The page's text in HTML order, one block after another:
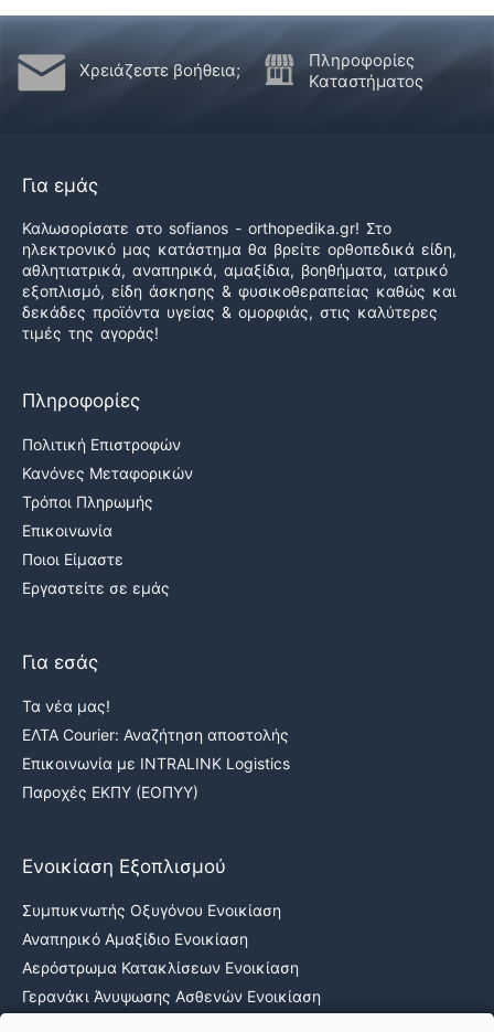
ήταν
χρήσιμο
δεν
χρήσιμο
Χρειάζεστε βοήθεια;
Πληροφορίες
Καταστήματος
Για εμάς
Καλωσορίσατε στο sofianos - orthopedika.gr! Στο
ηλεκτρονικό μας κατάστημα θα βρείτε ορθοπεδικά είδη,
αθλητιατρικά, αναπηρικά, αμαξίδια, βοηθήματα, ιατρικό
εξοπλισμό, είδη άσκησης & φυσικοθεραπείας καθώς και
δεκάδες προϊόντα υγείας & ομορφιάς, στις καλύτερες
τιμές της αγοράς!
Πληροφορίες
Πολιτική Επιστροφών
Κανόνες Μεταφορικών
Τρόποι Πληρωμής
Επικοινωνία
Ποιοι Είμαστε
Εργαστείτε σε εμάς
Για εσάς
Τα νέα μας!
ΕΛΤΑ Courier: Αναζήτηση αποστολής
Επικοινωνία με INTRALINK Logistics
Παροχές ΕΚΠΥ (ΕΟΠΥΥ)
Ενοικίαση Εξοπλισμού
Συμπυκνωτής Οξυγόνου Ενοικίαση
Αναπηρικό Αμαξίδιο Ενοικίαση
Αερόστρωμα Κατακλίσεων Ενοικίαση
Γερανάκι Άνυψωσης Ασθενών Ενοικίαση